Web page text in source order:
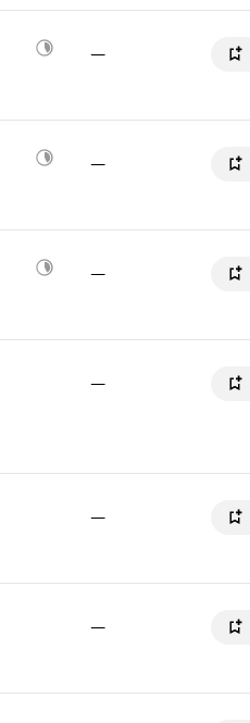
—
—
—
—
—
—